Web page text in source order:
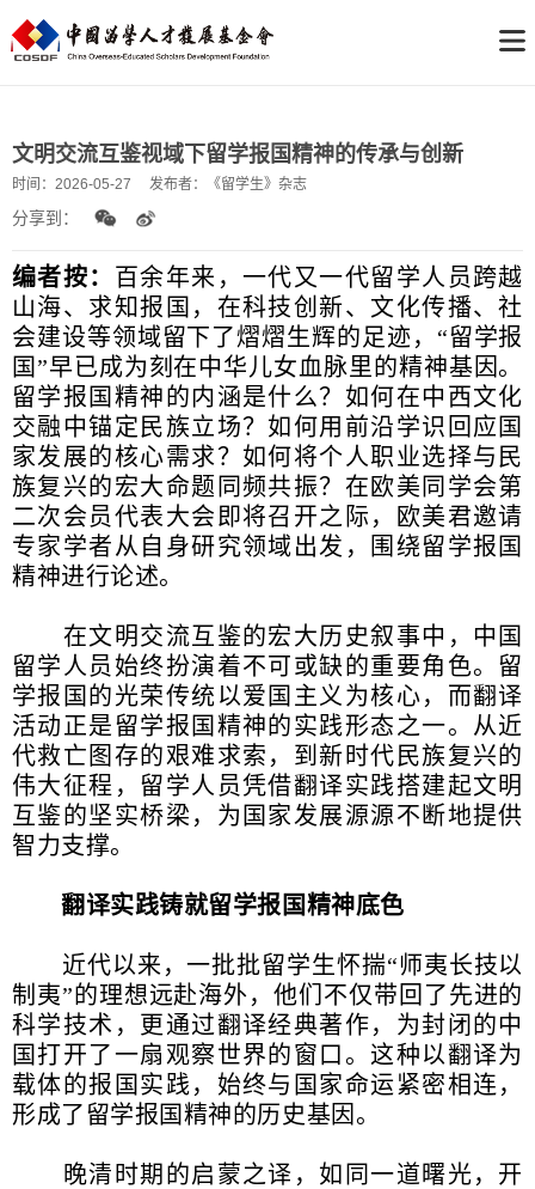
文明交流互鉴视域下留学报国精神的传承与创新
时间： 2026-05-27 发布者： 《留学生》杂志
分享到：
编者按：
百余年来，一代又一代留学人员跨越
山海、求知报国，在科技创新、文化传播、社
会建设等领域留下了熠熠生辉的足迹，“留学报
国”早已成为刻在中华儿女血脉里的精神基因。
留学报国精神的内涵是什么？如何在中西文化
交融中锚定民族立场？如何用前沿学识回应国
家发展的核心需求？如何将个人职业选择与民
族复兴的宏大命题同频共振？在欧美同学会第
二次会员代表大会即将召开之际，欧美君邀请
专家学者从自身研究领域出发，围绕留学报国
精神进行论述。
在文明交流互鉴的宏大历史叙事中，中国
留学人员始终扮演着不可或缺的重要角色。留
学报国的光荣传统以爱国主义为核心，而翻译
活动正是留学报国精神的实践形态之一。从近
代救亡图存的艰难求索，到新时代民族复兴的
伟大征程，留学人员凭借翻译实践搭建起文明
互鉴的坚实桥梁，为国家发展源源不断地提供
智力支撑。
翻译实践铸就留学报国精神底色
近代以来，一批批留学生怀揣“师夷长技以
制夷”的理想远赴海外，他们不仅带回了先进的
科学技术，更通过翻译经典著作，为封闭的中
国打开了一扇观察世界的窗口。这种以翻译为
载体的报国实践，始终与国家命运紧密相连，
形成了留学报国精神的历史基因。
晚清时期的启蒙之译，如同一道曙光，开